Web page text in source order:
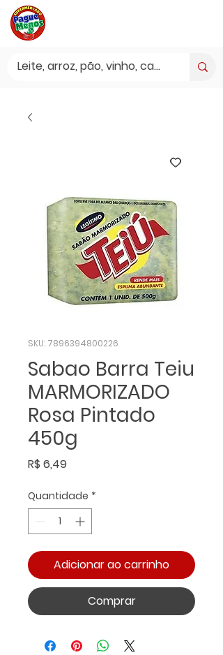
SKU: 7896394800226
Sabao Barra Teiu
MARMORIZADO
Rosa Pintado
450g
R$ 6,49Preço
Quantidade *
Adicionar ao carrinho
Comprar